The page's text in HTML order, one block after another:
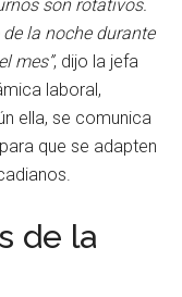
son rotativos.
la noche durante
mes”, dijo la jefa
laboral,
ella, se comunica
que se adapten
de la